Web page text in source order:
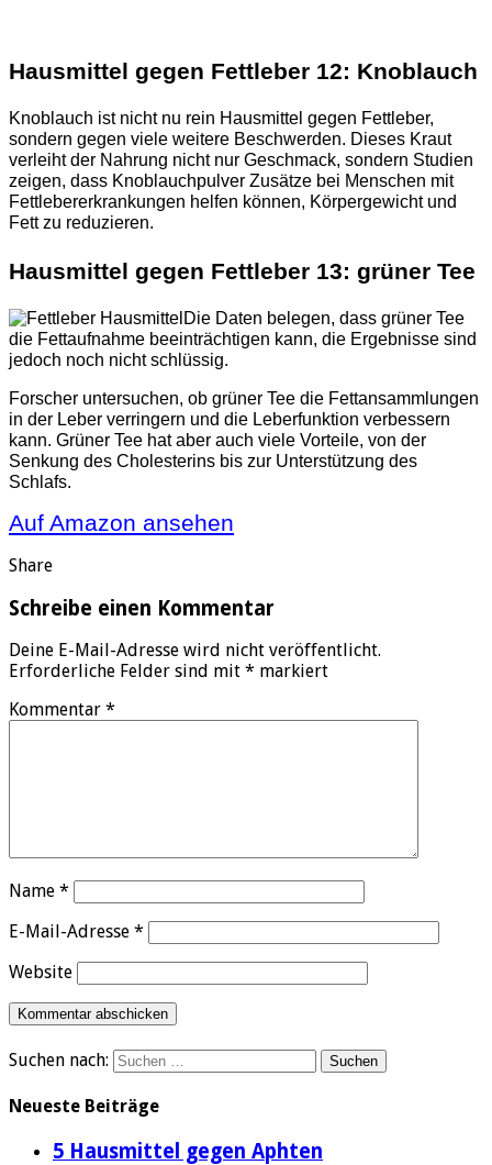
Hausmittel gegen Fettleber 12: Knoblauch
Knoblauch ist nicht nu rein Hausmittel gegen Fettleber,
sondern gegen viele weitere Beschwerden. Dieses Kraut
verleiht der Nahrung nicht nur Geschmack, sondern Studien
zeigen, dass Knoblauchpulver Zusätze bei Menschen mit
Fettlebererkrankungen helfen können, Körpergewicht und
Fett zu reduzieren.
Hausmittel gegen Fettleber 13: grüner Tee
Die Daten belegen, dass grüner Tee
die Fettaufnahme beeinträchtigen kann, die Ergebnisse sind
jedoch noch nicht schlüssig.
Forscher untersuchen, ob grüner Tee die Fettansammlungen
in der Leber verringern und die Leberfunktion verbessern
kann. Grüner Tee hat aber auch viele Vorteile, von der
Senkung des Cholesterins bis zur Unterstützung des
Schlafs.
Auf Amazon ansehen
Share
Schreibe einen Kommentar
Deine E-Mail-Adresse wird nicht veröffentlicht.
Erforderliche Felder sind mit * markiert
Kommentar *
Name *
E-Mail-Adresse *
Website
Suchen nach:
Neueste Beiträge
5 Hausmittel gegen Aphten